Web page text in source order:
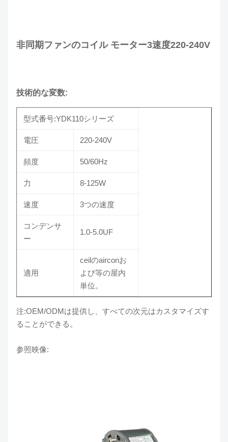
非同期ファンのコイル モーター3速度220-240V
技術的な変数:
型式番号:YDK110シリーズ
電圧 220-240V
頻度 50/60Hz
力 8-125W
速度 3つの速度
コンデンサ
ー
1.0-5.0UF
適用
ceilのairconお
よび等の屋内
単位。
注:OEM/ODMは提供し、すべての次元はカスタマイズす
ることができる。
参照映像: